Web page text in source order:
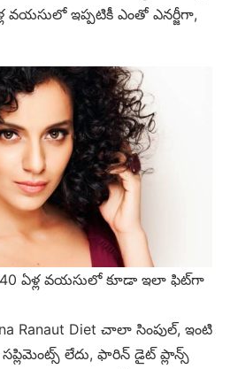
వయసులో ఇప్పటికీ ఎంతో ఎనర్జీగా,
40 ఏళ్ల వయసులో కూడా ఇలా ఫిట్‌గా
Diet చాలా సింపుల్, ఇంటి
లేదు, ఫారిన్ డైట్ ప్లాన్స్